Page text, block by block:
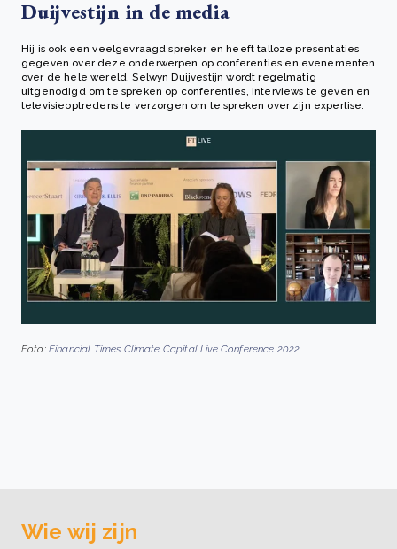
Duijvestijn in de media
Hij is ook een veelgevraagd spreker en heeft talloze presentaties
gegeven over deze onderwerpen op conferenties en evenementen
over de hele wereld. Selwyn Duijvestijn wordt regelmatig
uitgenodigd om te spreken op conferenties, interviews te geven en
televisieoptredens te verzorgen om te spreken over zijn expertise.
Foto: Financial Times Climate Capital Live Conference 2022
Wie wij zijn